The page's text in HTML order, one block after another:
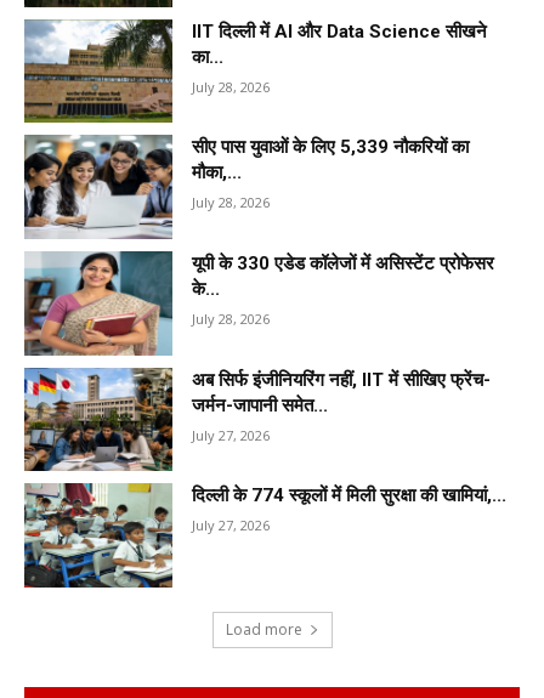
IIT दिल्ली में AI और Data Science सीखने
का...
July 28, 2026
सीए पास युवाओं के लिए 5,339 नौकरियों का
मौका,...
July 28, 2026
यूपी के 330 एडेड कॉलेजों में असिस्टेंट प्रोफेसर
के...
July 28, 2026
अब सिर्फ इंजीनियरिंग नहीं, IIT में सीखिए फ्रेंच-
जर्मन-जापानी समेत...
July 27, 2026
दिल्ली के 774 स्कूलों में मिली सुरक्षा की खामियां,...
July 27, 2026
Load more